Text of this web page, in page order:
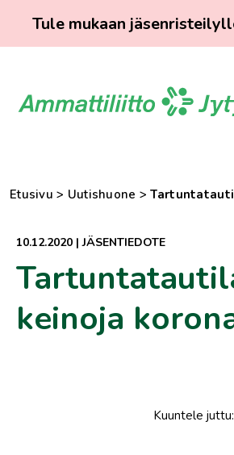
Tule mukaan
sisältöön
Etusivu > Uutishuone >
10.12.2020 |JÄSENTIEDOTE
keinoja
Kuuntele juttu: